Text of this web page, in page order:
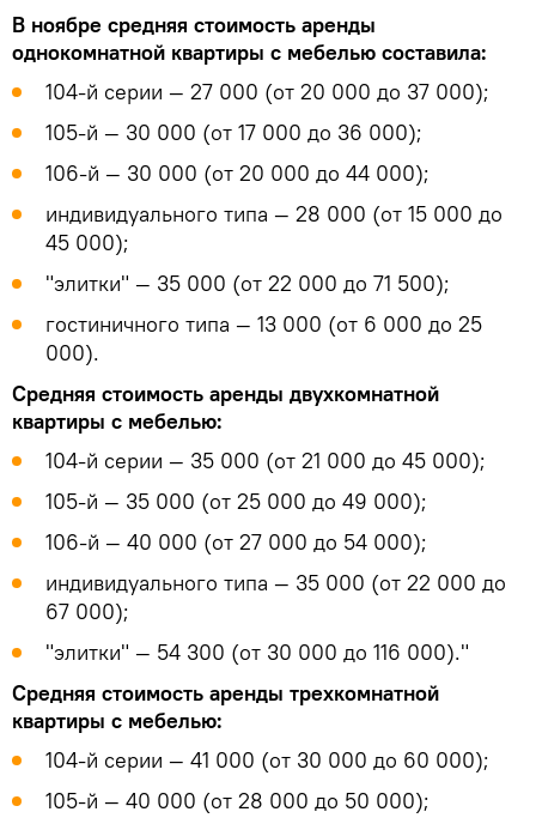
В ноябре средняя стоимость аренды
однокомнатной квартиры с мебелью составила:
104-й серии — 27 000 (от 20 000 до 37 000);
105-й — 30 000 (от 17 000 до 36 000);
106-й — 30 000 (от 20 000 до 44 000);
индивидуального типа — 28 000 (от 15 000 до
45 000);
"элитки" — 35 000 (от 22 000 до 71 500);
гостиничного типа — 13 000 (от 6 000 до 25
000).
Средняя стоимость аренды двухкомнатной
квартиры с мебелью:
104-й серии — 35 000 (от 21 000 до 45 000);
105-й — 35 000 (от 25 000 до 49 000);
106-й — 40 000 (от 27 000 до 54 000);
индивидуального типа — 35 000 (от 22 000 до
67 000);
"элитки" — 54 300 (от 30 000 до 116 000)."
Средняя стоимость аренды трехкомнатной
квартиры с мебелью:
104-й серии — 41 000 (от 30 000 до 60 000);
105-й — 40 000 (от 28 000 до 50 000);